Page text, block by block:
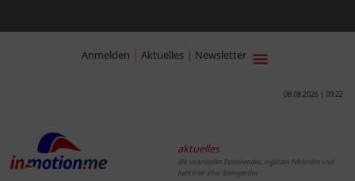
Anmelden | Aktuelles | Newsletter
08.08.2026 | 09:22
aktuelles
Wir verknüpfen Bestehendes, ergänzen Fehlendes und
berichten über Bewegendes